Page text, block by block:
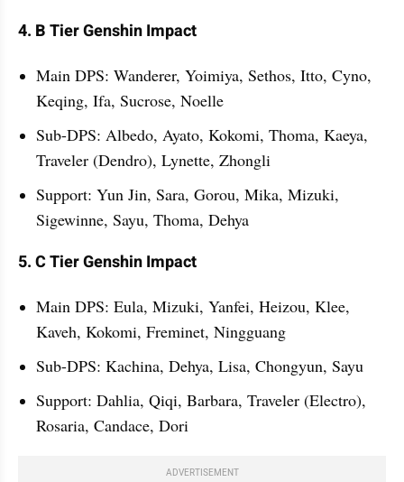
4. B Tier Genshin Impact
Main DPS: Wanderer, Yoimiya, Sethos, Itto, Cyno,
Keqing, Ifa, Sucrose, Noelle
Sub-DPS: Albedo, Ayato, Kokomi, Thoma, Kaeya,
Traveler (Dendro), Lynette, Zhongli
Support: Yun Jin, Sara, Gorou, Mika, Mizuki,
Sigewinne, Sayu, Thoma, Dehya
5. C Tier Genshin Impact
Main DPS: Eula, Mizuki, Yanfei, Heizou, Klee,
Kaveh, Kokomi, Freminet, Ningguang
Sub-DPS: Kachina, Dehya, Lisa, Chongyun, Sayu
Support: Dahlia, Qiqi, Barbara, Traveler (Electro),
Rosaria, Candace, Dori
ADVERTISEMENT